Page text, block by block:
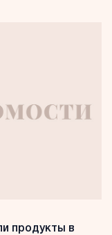
продукты в